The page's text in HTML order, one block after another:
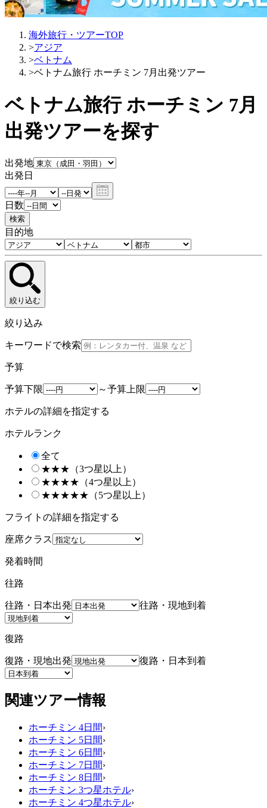
海外旅行・ツアーTOP
>アジア
>ベトナム
>ベトナム旅行 ホーチミン 7月出発ツアー
ベトナム旅行 ホーチミン 7月
出発ツアーを探す
出発地
出発日
日数
検索
目的地
絞り込む
絞り込み
キーワードで検索
予算
予算下限 ～予算上限
ホテルの詳細を指定する
ホテルランク
全て
★★★（3つ星以上）
★★★★（4つ星以上）
★★★★★（5つ星以上）
フライトの詳細を指定する
座席クラス
発着時間
往路
往路・日本出発 往路・現地到着
復路
復路・現地出発 復路・日本到着
関連ツアー情報
ホーチミン 4日間›
ホーチミン 5日間›
ホーチミン 6日間›
ホーチミン 7日間›
ホーチミン 8日間›
ホーチミン 3つ星ホテル›
ホーチミン 4つ星ホテル›